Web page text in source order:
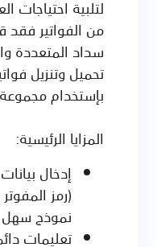
لتلبية احتياجات
من الفواتير
سداد المتعددة
تحميل وتنزيل
بإستخدام
المزايا الرئيسية:
إدخال
(رمز
نموذج سهل
تعليمات